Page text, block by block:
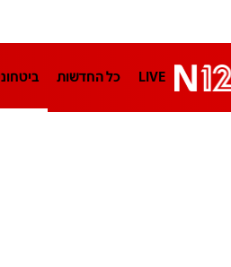
LIVE כל החדשות